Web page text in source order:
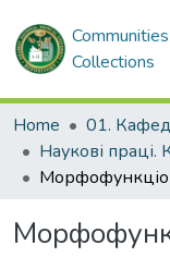
Collections
Home 01.